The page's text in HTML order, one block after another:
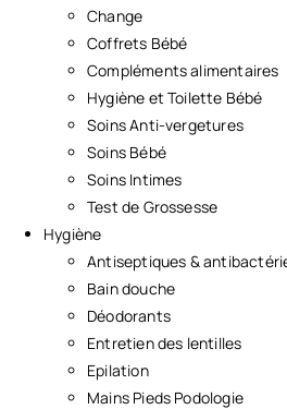
Change
Coffrets Bébé
Compléments alimentaires
Hygiène et Toilette Bébé
Soins Anti-vergetures
Soins Bébé
Soins Intimes
Test de Grossesse
Hygiène
Antiseptiques &
Bain douche
Déodorants
Entretien des lentilles
Epilation
Mains Pieds Podologie